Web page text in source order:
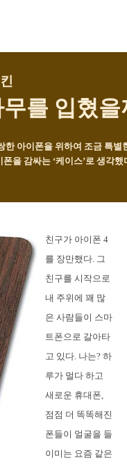
무를 입혔을
한 아이폰을 위하여 조금 특별
을 감싸는 ‘케이스’로 생각
친구가 아이폰 4
를 장만했다. 그
친구를 시작으로
내 주위에 꽤 많
은 사람들이 스마
트폰으로 갈아타
고 있다. 나는? 하
루가 멀다 하고
새로운 휴대폰,
점점 더 똑똑해진
폰들이 얼굴을 들
이미는 요즘 같은